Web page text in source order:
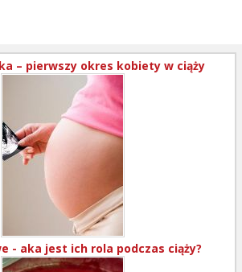
– pierwszy okres kobiety w ciąży
- aka jest ich rola podczas ciąży?